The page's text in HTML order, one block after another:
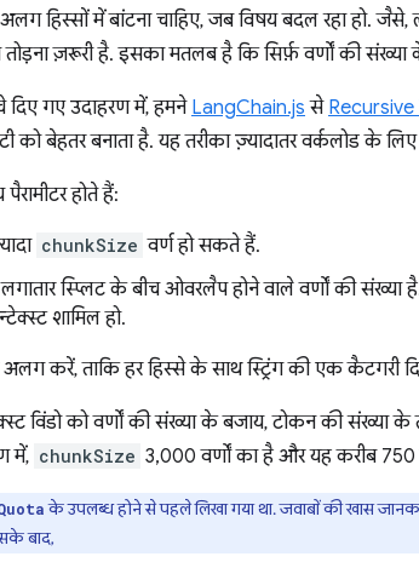
हिस्सों में बांटना चाहिए, जब विषय बदल रहा हो. जैसे,
ज़रूरी है. इसका मतलब है कि सिर्फ़ वर्णों की
गए उदाहरण में, हमने LangChain.js से Recursive
को बेहतर बनाता है. यह तरीका ज़्यादातर वर्कलोड के
होते हैं:
chunkSize वर्ण हो सकते हैं.
लगातार स्प्लिट के बीच ओवरलैप होने वाले वर्णों की
शामिल हो.
करें, ताकि हर हिस्से के साथ स्ट्रिंग की एक कैटगरी
विंडो को वर्णों की संख्या के बजाय, टोकन की संख्या
में, chunkSize 3,000 वर्णों का है और यह करीब
के उपलब्ध होने से पहले लिखा गया था. जवाबों की खास
बाद,